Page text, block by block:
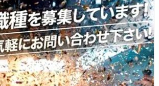
費支給